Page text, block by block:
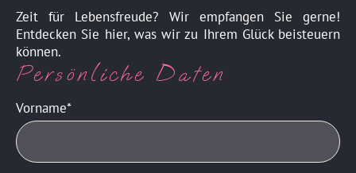
Zeit für Lebensfreude? Wir empfangen Sie gerne!
Entdecken Sie hier, was wir zu Ihrem Glück beisteuern
können.
Persönliche Daten
Vorname